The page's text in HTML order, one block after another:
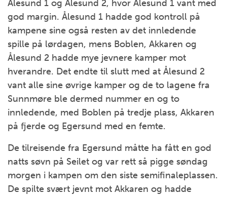
Ålesund 1 og Ålesund 2, hvor Ålesund 1 vant med
god margin. Ålesund 1 hadde god kontroll på
kampene sine også resten av det innledende
spille på lørdagen, mens Boblen, Akkaren og
Ålesund 2 hadde mye jevnere kamper mot
hverandre. Det endte til slutt med at Ålesund 2
vant alle sine øvrige kamper og de to lagene fra
Sunnmøre ble dermed nummer en og to
innledende, med Boblen på tredje plass, Akkaren
på fjerde og Egersund med en femte.
De tilreisende fra Egersund måtte ha fått en god
natts søvn på Seilet og var rett så pigge søndag
morgen i kampen om den siste semifinaleplassen.
De spilte svært jevnt mot Akkaren og hadde